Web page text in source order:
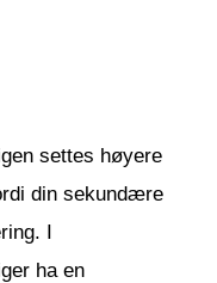
settes høyere
din sekundære
I
ha en